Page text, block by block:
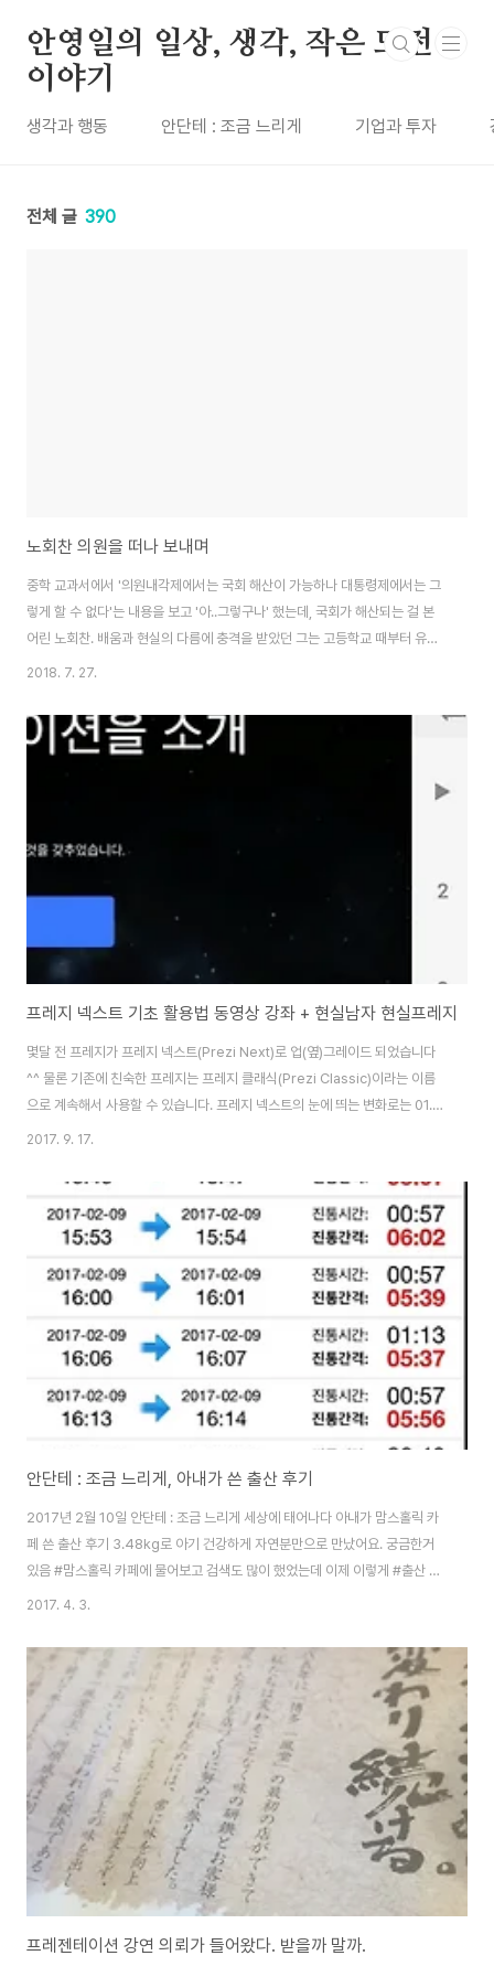
안영일의 일상, 생각, 작은 도전
이야기
생각과 행동 안단테 : 조금 느리게 기업과 투자
전체 글 390
노회찬 의원을 떠나 보내며
중학 교과서에서 '의원내각제에서는 국회 해산이 가능하나 대통령제에서는 그
렇게 할 수 없다'는 내용을 보고 '아..그렇구나' 했는데, 국회가 해산되는 걸 본
어린 노회찬. 배움과 현실의 다름에 충격을 받았던 그는 고등학교 때부터 유신
반대투쟁을 시작했다고 한다. 그는 스스로 고등학교 1학년 때부터 정치 입문을
는 학급의 반장이었다. 그러나 사실 나는 반장을 희망한 적이 없다. 예나 지금이
나 나는 리더십도 없고, 타인에 대한 공감이나 배려심도 수준이 떨어져 오히려
혼자 있기를 좋아하는 편이다. 리더라는 자리는 여전히 내 역량과 안 맞다. 그럼
에도 불구하고 1학년 내내 학급에서 최상위권 성적을 유지했다는 이유로 나는
2018. 7. 27.
프레지 넥스트 기초 활용법 동영상 강좌 + 현실남자 현실프레지
몇달 전 프레지가 프레지 넥스트(Prezi Next)로 업(옆)그레이드 되었습니다
^^ 물론 기존에 친숙한 프레지는 프레지 클래식(Prezi Classic)이라는 이름
으로 계속해서 사용할 수 있습니다. 프레지 넥스트의 눈에 띄는 변화로는 01.
마우스 스크롤을 이용한 화면 네비게이션이 필요 없게 되었다 (프레지 클래식
패스가 사라졌다 (그래서 클래식을 익숙하게 사용하던 사람들에게는 매우 당혹
스럽다)03. 등장하기(fade in) 뿐만 아니라 사라지기(fade out)이 애니메이
션으로 추가되었으며, 줌인(zoom in) 기능 또한 애니메이션으로 구현하게 되
었다04. 특정 화면을 줌인(zoom in)했을 때 주변의 다른 오브젝트들은 ..
2017. 9. 17.
안단테 : 조금 느리게, 아내가 쓴 출산 후기
2017년 2월 10일 안단테 : 조금 느리게 세상에 태어나다 아내가 맘스홀릭 카
페 쓴 출산 후기 3.48kg로 아기 건강하게 자연분만으로 만났어요. 궁금한거
있음 #맘스홀릭 카페에 물어보고 검색도 많이 했었는데 이제 이렇게 #출산 #
후기 써보네요. 편하게 음슴체? 반말로 써볼게요 ! 2.8아침에 이슬이 비침. 이
을 띠기도 함. 이랬는데 보자마자 아 이게 이슬이구나 싶었음. 하루 종일 내내
싸르르한 느낌이 있었지만 전혀 간격이 일정하지도 않았고 생리통 정도의 느낌
이라 저녁엔 근처 동네 친구들 만나러 가서 삼겹살도 먹음. 그 친구들 아가 태어
나서 강제로 못본지 이제 거의 한달 되어 감. ㅎㅎ 안녕 잘 지내니 사실 삼겹살
먹을때 종종 ..
2017. 4. 3.
프레젠테이션 강연 의뢰가 들어왔다. 받을까 말까.